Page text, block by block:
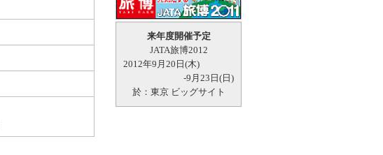
来年度開催予定
JATA旅博2012
2012年9月20日(木)
-9月23日(日)
於：東京 ビッグサイト